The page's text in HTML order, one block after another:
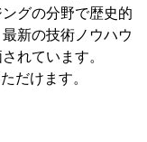
グの分野で歴史的
新の技術ノウハウ
れています。
だけます。